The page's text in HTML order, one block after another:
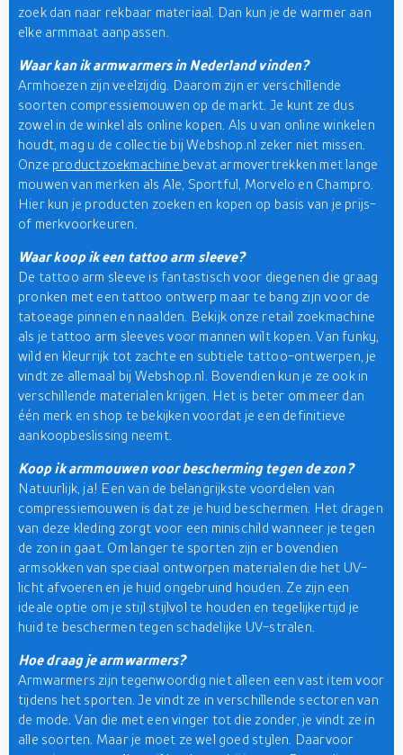
zoek dan naar rekbaar materiaal. Dan kun je de warmer aan
elke armmaat aanpassen.
Waar kan ik armwarmers in Nederland vinden?
Armhoezen zijn veelzijdig. Daarom zijn er verschillende
soorten compressiemouwen op de markt. Je kunt ze dus
zowel in de winkel als online kopen. Als u van online winkelen
houdt, mag u de collectie bij Webshop.nl zeker niet missen.
Onze productzoekmachine bevat armovertrekken met lange
mouwen van merken als Ale, Sportful, Morvelo en Champro.
Hier kun je producten zoeken en kopen op basis van je prijs-
of merkvoorkeuren.
Waar koop ik een tattoo arm sleeve?
De tattoo arm sleeve is fantastisch voor diegenen die graag
pronken met een tattoo ontwerp maar te bang zijn voor de
tatoeage pinnen en naalden. Bekijk onze retail zoekmachine
als je tattoo arm sleeves voor mannen wilt kopen. Van funky,
wild en kleurrijk tot zachte en subtiele tattoo-ontwerpen, je
vindt ze allemaal bij Webshop.nl. Bovendien kun je ze ook in
verschillende materialen krijgen. Het is beter om meer dan
één merk en shop te bekijken voordat je een definitieve
aankoopbeslissing neemt.
Koop ik armmouwen voor bescherming tegen de zon?
Natuurlijk, ja! Een van de belangrijkste voordelen van
compressiemouwen is dat ze je huid beschermen. Het dragen
van deze kleding zorgt voor een minischild wanneer je tegen
de zon in gaat. Om langer te sporten zijn er bovendien
armsokken van speciaal ontworpen materialen die het UV-
licht afvoeren en je huid ongebruind houden. Ze zijn een
ideale optie om je stijl stijlvol te houden en tegelijkertijd je
huid te beschermen tegen schadelijke UV-stralen.
Hoe draag je armwarmers?
Armwarmers zijn tegenwoordig niet alleen een vast item voor
tijdens het sporten. Je vindt ze in verschillende sectoren van
de mode. Van die met een vinger tot die zonder, je vindt ze in
alle soorten. Maar je moet ze wel goed stylen. Daarvoor